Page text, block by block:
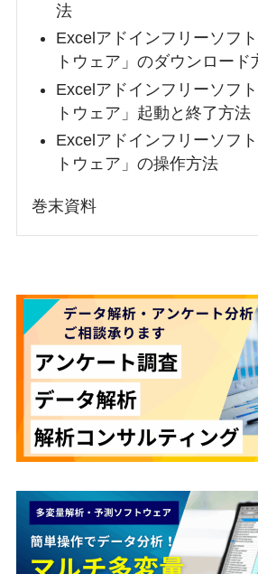
法
Excelアドインフリーソフ
トウェア」のダウンロード
Excelアドインフリーソフ
トウェア」起動と終了方法
Excelアドインフリーソフ
トウェア」の操作方法
巻末資料